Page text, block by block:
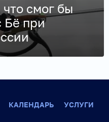
смог бы
Бё при
КАЛЕНДАРЬ УСЛУГИ